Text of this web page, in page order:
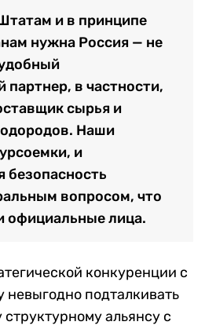
и в принципе
нужна Россия — не
партнер, в частности,
сырья и
Наши
и
безопасность
вопросом, что
официальные лица.
конкуренции с
невыгодно подталкивать
альянсу с